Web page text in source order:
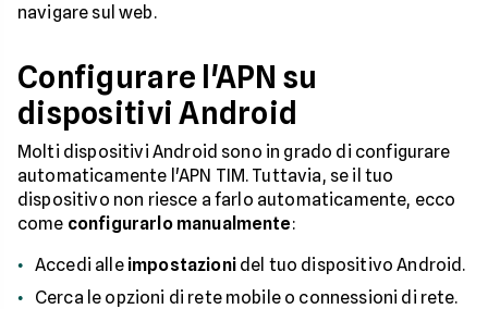
navigare sul web.
Configurare l'APN su
dispositivi Android
Molti dispositivi Android sono in grado di configurare
automaticamente l'APN TIM. Tuttavia, se il tuo
dispositivo non riesce a farlo automaticamente, ecco
come configurarlo manualmente:
Accedi alle impostazionidel tuo dispositivo Android.
Cerca le opzioni di rete mobile o connessioni di rete.